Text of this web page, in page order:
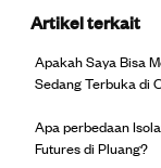
Artikel terkait
Apakah Saya Bisa
Sedang Terbuka di
Apa perbedaan
Futures di Pluang?